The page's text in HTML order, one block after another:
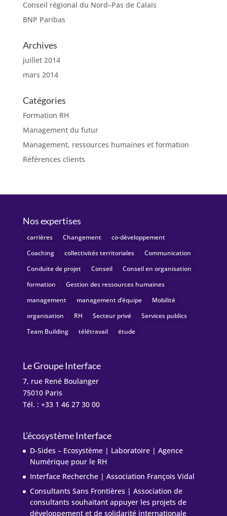
Conseil régional du Nord–Pas de Calais
BNP Paribas
Archives
juillet 2014
mars 2014
Catégories
Formation RH
Management du futur
Management, ressources humaines et formation
Références clients
Nos expertises
carrières Changement
co-développement
Coaching
collectivités territoriales
Communication
Conduite de projet
Conseil
Conseil en organisation
formation
Gestion des ressources humaines
management
management d’équipe
Mobilité
organisation
RH Secteur privé
Services publics
Team Building
télétravail étude
Le Groupe Interface
7, rue René Boulanger
75010 Paris
Tél. : +33 1 46 27 30 00
L’écosystème Interface
D-Sides – Ecosystème | Laboratoire | Agence
Numérique pour le RH
Interface Recherche | Association François Vidal
Consultants Sans Frontières | Association de
consultants souhaitant appuyer les projets de
développement et de solidarité internationale